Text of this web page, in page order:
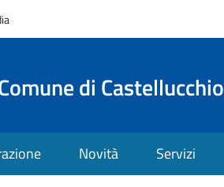
di Castellucchio
Novità Servizi